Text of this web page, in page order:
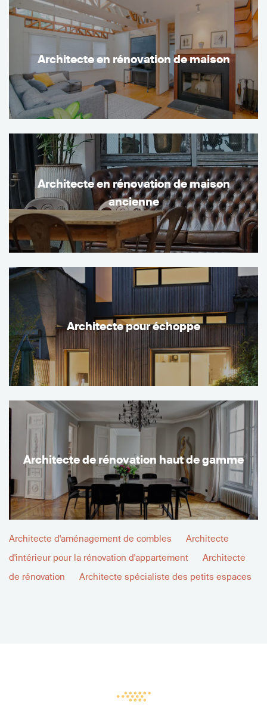
Architecte en rénovation de maison
Architecte en rénovation de maison
ancienne
Architecte pour échoppe
Architecte de rénovation haut de gamme
Architecte d'aménagement de combles
Architecte
d'intérieur pour la rénovation d'appartement
Architecte
de rénovation
Architecte spécialiste des petits espaces